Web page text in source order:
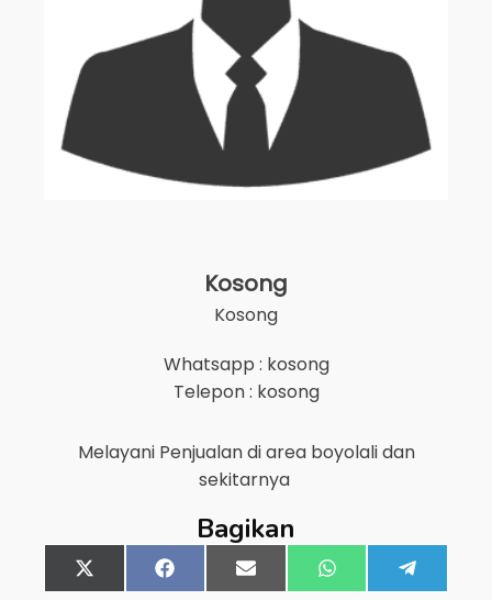
Kosong
Kosong
Whatsapp : kosong
Telepon : kosong
Melayani Penjualan di area boyolalidan
sekitarnya
Bagikan
Share
on
X
(Twitter)
Share
on
FacebookShare
on
Email Share
on
WhatsApp
on